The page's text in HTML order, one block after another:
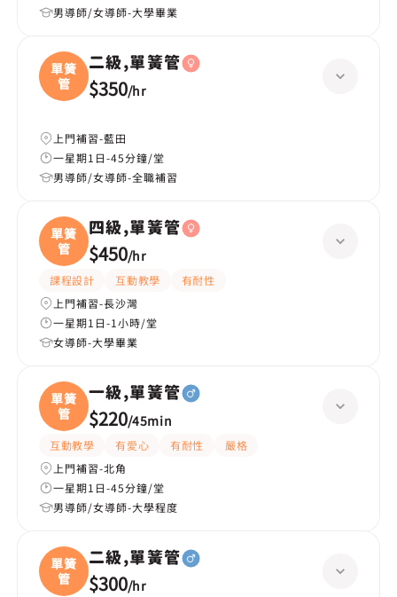
男導師/女導師-大學畢業
單簧
管
二級,單簧管
$350/hr
上門補習-藍田
一星期1日-45分鐘/堂
男導師/女導師-全職補習
單簧
管
四級,單簧管
$450/hr
課程設計 互動教學
有耐性
上門補習-長沙灣
一星期1日-1小時/堂
女導師-大學畢業
單簧
管
一級,單簧管
$220/45min
互動教學 有愛心 有耐性
嚴格
上門補習-北角
一星期1日-45分鐘/堂
男導師/女導師-大學程度
單簧
管
二級,單簧管
$300/hr